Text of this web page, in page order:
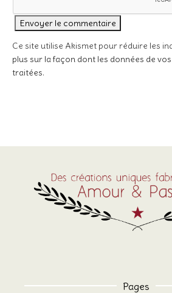
Ce site utilise Akismet pour réduire les
plus sur la façon dont les données de
traitées.
Pages